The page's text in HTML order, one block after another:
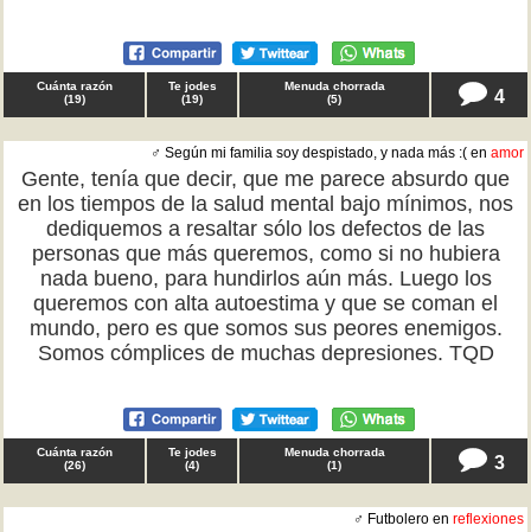
Cuánta razón
(19)
Te jodes
(19)
Menuda chorrada
(5) 4
♂ Según mi familia soy despistado, y nada más :( en amor
Gente, tenía que decir, que me parece absurdo que
en los tiempos de la salud mental bajo mínimos, nos
dediquemos a resaltar sólo los defectos de las
personas que más queremos, como si no hubiera
nada bueno, para hundirlos aún más. Luego los
queremos con alta autoestima y que se coman el
mundo, pero es que somos sus peores enemigos.
Somos cómplices de muchas depresiones. TQD
Cuánta razón
(26)
Te jodes
(4)
Menuda chorrada
(1) 3
♂ Futbolero en reflexiones